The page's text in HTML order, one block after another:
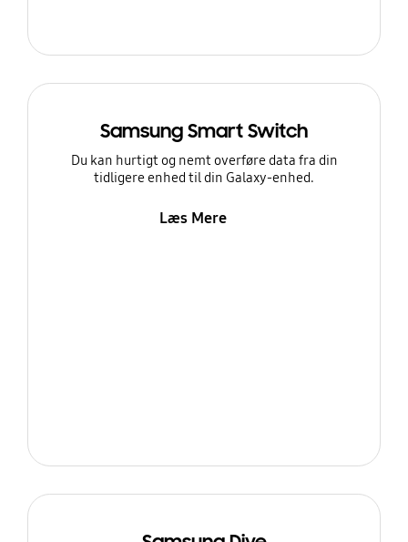
Samsung Smart Switch
Du kan hurtigt og nemt overføre data fra din
tidligere enhed til din Galaxy-enhed.
Læs Mere